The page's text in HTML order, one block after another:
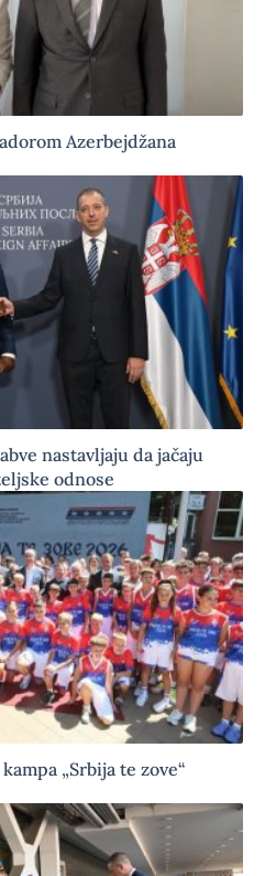
Azerbejdžana
nastavljaju da jačaju
odnose
„Srbija te zove“